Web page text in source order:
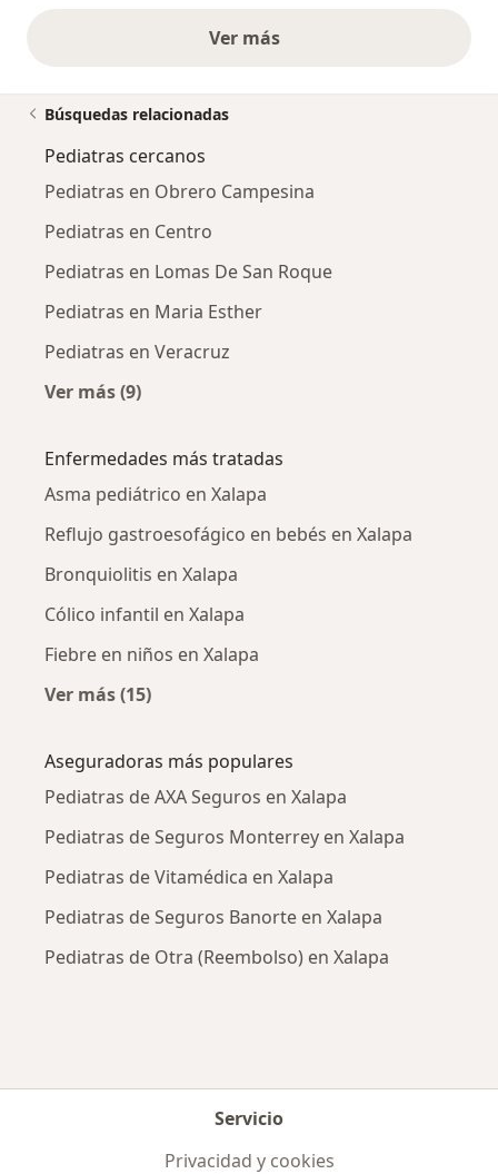
Ver másopiniones anteriores
Búsquedas relacionadas
Pediatras cercanos
Pediatras en Obrero Campesina
Pediatras en Centro
Pediatras en Lomas De San Roque
Pediatras en Maria Esther
Pediatras en Veracruz
Ver más (9)
Enfermedades más tratadas
Asma pediátrico en Xalapa
Reflujo gastroesofágico en bebés en Xalapa
Bronquiolitis en Xalapa
Cólico infantil en Xalapa
Fiebre en niños en Xalapa
Ver más (15)
Aseguradoras más populares
Pediatras de AXA Seguros en Xalapa
Pediatras de Seguros Monterrey en Xalapa
Pediatras de Vitamédica en Xalapa
Pediatras de Seguros Banorte en Xalapa
Pediatras de Otra (Reembolso) en Xalapa
Servicio
Privacidad y cookies